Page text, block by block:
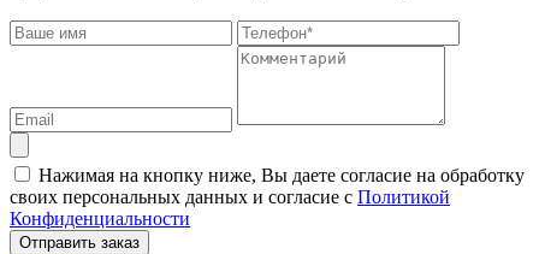
Нажимая на кнопку ниже, Вы даете согласие на обработку
своих персональных данных и согласие с Политикой
Конфиденциальности
Отправить заказ